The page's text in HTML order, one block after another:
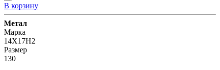
В корзину
Метал
Марка
14Х17Н2
Размер
130